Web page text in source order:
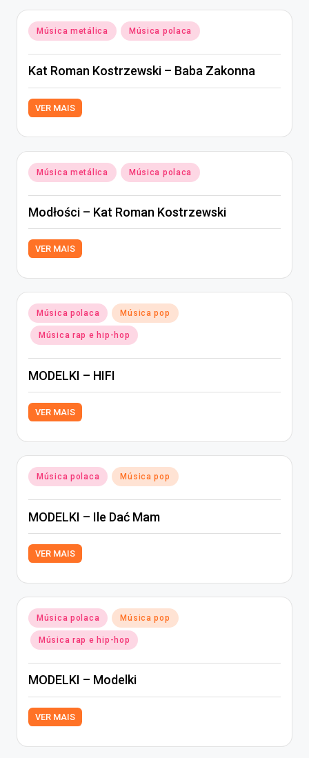
Posted
in
Música metálica Música polaca
Kat Roman Kostrzewski – Baba Zakonna
VER MAIS
Posted
in
Música metálica Música polaca
Modłości – Kat Roman Kostrzewski
VER MAIS
Posted
in
Música polaca Música pop
Música rap e hip-hop
MODELKI – HIFI
VER MAIS
Posted
in
Música polaca Música pop
MODELKI – Ile Dać Mam
VER MAIS
Posted
in
Música polaca Música pop
Música rap e hip-hop
MODELKI – Modelki
VER MAIS